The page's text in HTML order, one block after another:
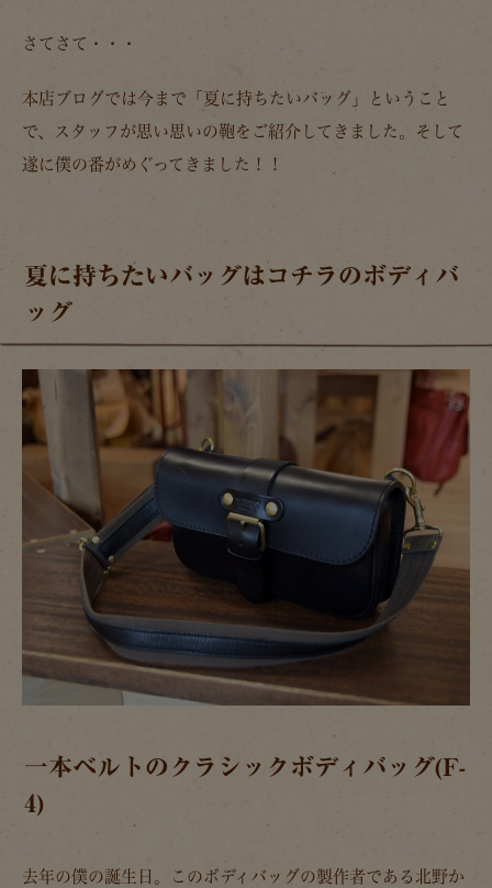
さてさて・・・
本店ブログでは今まで 「夏に持ちたいバッグ」
ということ
で、スタッフが思い思いの鞄をご紹介してきました。そして
遂に僕の番がめぐってきました！！
夏に持ちたいバッグはコチラのボディバ
ッグ
一本ベルトのクラシックボディバッグ(F-
4)
去年の僕の誕生日。このボディバッグの製作者である北野か